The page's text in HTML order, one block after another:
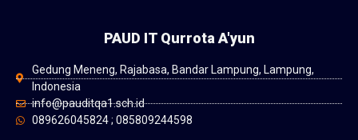
PAUD IT Qurrota A'yun
Gedung Meneng, Rajabasa, Bandar Lampung, Lampung,
Indonesia
info@pauditqa1.sch.id
089626045824 ; 085809244598